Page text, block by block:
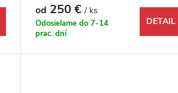
od 250 €/ ks
Odosielame do 7-14
prac. dní
DETAIL